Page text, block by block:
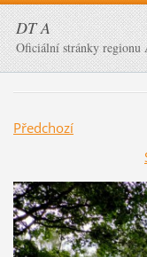
DT A
Oficiální stránky regionu
Předchozí